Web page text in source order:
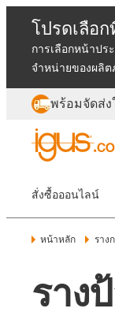
โปรดเลือ
การเลือกหน้าปร
จำหน่ายของผลิ
พร้อมจัดส่ง
สั่งซื้อออนไลน์
หน้าหลัก ราง
ราง